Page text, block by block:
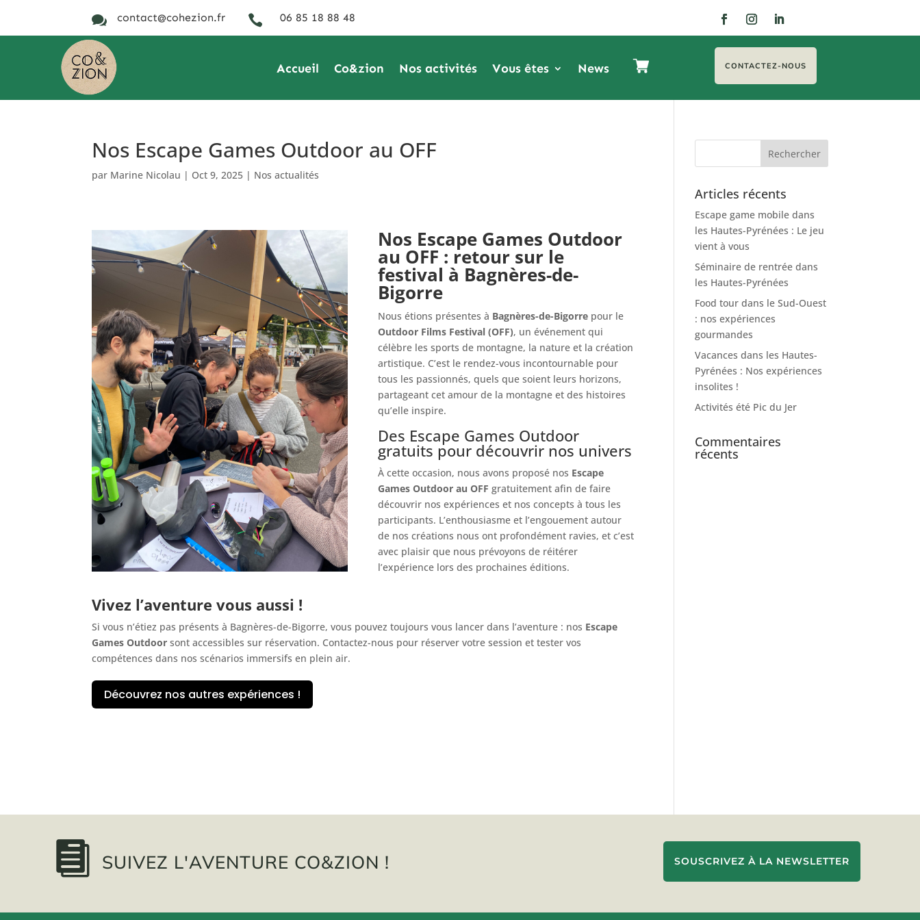
 contact@cohezion.fr  06 85 18 88 48
Accueil Co&zion Nos activités Vous êtes News CONTACTEZ-NOUS
Nos Escape Games Outdoor au OFF
par Marine Nicolau | Oct 9, 2025 | Nos actualités
Nos Escape Games Outdoor
au OFF : retour sur le
festival à Bagnères-de-
Bigorre
Nous étions présentes à Bagnères-de-Bigorrepour le
Outdoor Films Festival (OFF), un événement qui
célèbre les sports de montagne, la nature et la création
artistique. C’est le rendez-vous incontournable pour
tous les passionnés, quels que soient leurs horizons,
partageant cet amour de la montagne et des histoires
qu’elle inspire.
Des Escape Games Outdoor
gratuits pour découvrir nos univers
À cette occasion, nous avons proposé nos Escape
Games Outdoor au OFF gratuitement afin de faire
découvrir nos expériences et nos concepts à tous les
participants. L’enthousiasme et l’engouement autour
de nos créations nous ont profondément ravies, et c’est
avec plaisir que nous prévoyons de réitérer
l’expérience lors des prochaines éditions.
Vivez l’aventure vous aussi !
Si vous n’étiez pas présents à Bagnères-de-Bigorre, vous pouvez toujours vous lancer dans l’aventure : nos Escape
Games Outdoor sont accessibles sur réservation. Contactez-nous pour réserver votre session et tester vos
compétences dans nos scénarios immersifs en plein air.
Découvrez nos autres expériences !
Articles récents
Escape game mobile dans
les Hautes-Pyrénées : Le jeu
vient à vous
Séminaire de rentrée dans
les Hautes-Pyrénées
Food tour dans le Sud-Ouest
: nos expériences
gourmandes
Vacances dans les Hautes-
Pyrénées : Nos expériences
insolites !
Activités été Pic du Jer
Commentaires
récents
 SUIVEZ L'AVENTURE CO&ZION ! SOUSCRIVEZ À LA NEWSLETTER